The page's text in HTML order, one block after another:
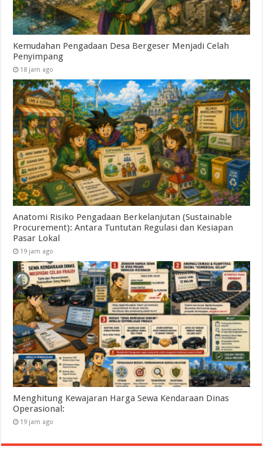
Kemudahan Pengadaan Desa Bergeser Menjadi Celah
Penyimpang
18 jam ago
Anatomi Risiko Pengadaan Berkelanjutan (Sustainable
Procurement): Antara Tuntutan Regulasi dan Kesiapan
Pasar Lokal
19 jam ago
Menghitung Kewajaran Harga Sewa Kendaraan Dinas
Operasional:
19 jam ago